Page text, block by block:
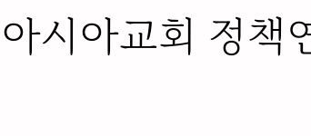
아시아교회 정책